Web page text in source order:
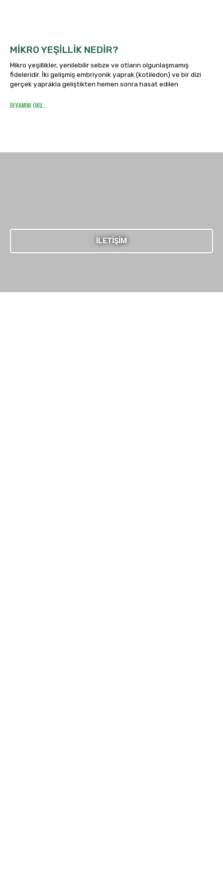
MIKRO YEŞILLIK NEDIR?
Mikro yeşillikler, yenilebilir sebze ve otların olgunlaşmamış
fideleridir. İki gelişmiş embriyonik yaprak (kotiledon) ve bir dizi
gerçek yaprakla geliştikten hemen sonra hasat edilen
DEVAMINI OKU...
İLETIŞIM